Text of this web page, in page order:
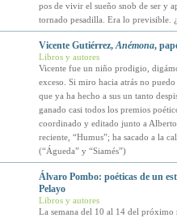
pos de vivir el sueño snob de ser y
tornado pesadilla. Era lo previsible.
Vicente Gutiérrez,Anémona,
Libros y autores
Vicente fue un niño prodigio,
exceso. Si miro hacia atrás no
que ya ha hecho a sus un tanto
ganado casi todos los premios
coordinado y editado junto a
reciente, “Humus”; ha sacado a la
(“Águeda” y “Siamés”)
Álvaro Pombo: poéticas de un
Pelayo
Libros y autores
La semana del 10 al 14 del próximo